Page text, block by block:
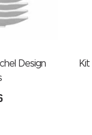
Design